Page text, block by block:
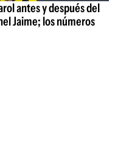
antes y después del
Jaime; los números